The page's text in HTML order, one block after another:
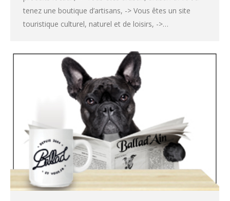
tenez une boutique d’artisans, -> Vous êtes un site
touristique culturel, naturel et de loisirs, ->…